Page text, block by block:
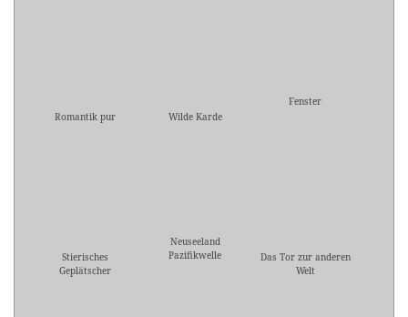
Romantik pur Wilde Karde
Fenster
Stierisches
Geplätscher
Neuseeland
Pazifikwelle
Das Tor zur anderen
Welt